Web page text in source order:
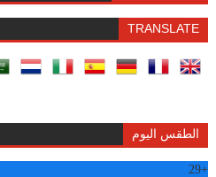
TRANSLATE
الطقس اليوم
+
29